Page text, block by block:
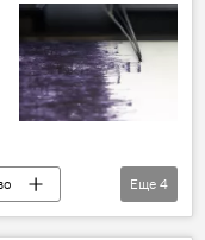
очаг
Еще 4